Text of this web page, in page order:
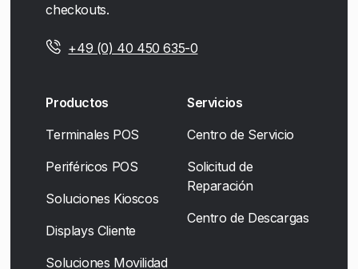
checkouts.
+49 (0) 40 450 635-0
Productos
Terminales POS
Periféricos POS
Soluciones Kioscos
Displays Cliente
Soluciones Movilidad
Servicios
Centro de Servicio
Solicitud de
Reparación
Centro de Descargas